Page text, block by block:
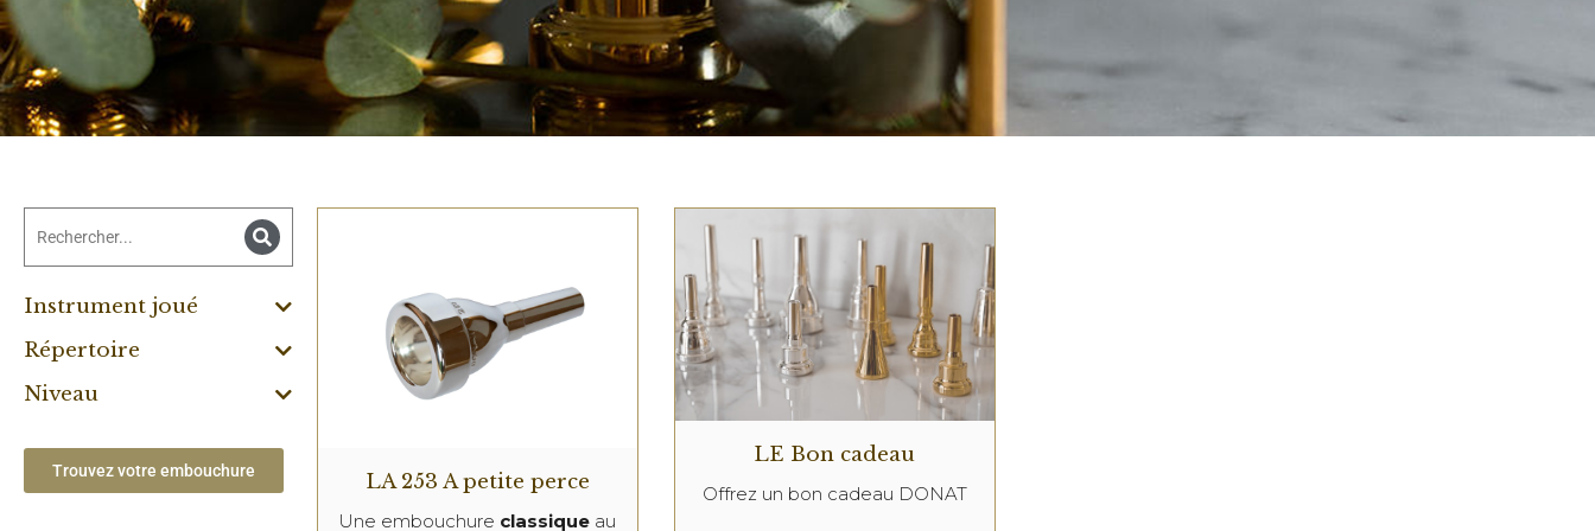
Instrument joué
Répertoire
Niveau
Trouvez votre embouchure LA 253 A petite perce
Une embouchure classique au
LE Bon cadeau
Offrez un bon cadeau DONAT